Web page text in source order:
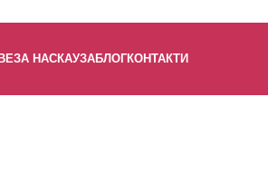
ЗА НАСКАУЗАБЛОГКОНТАКТИ